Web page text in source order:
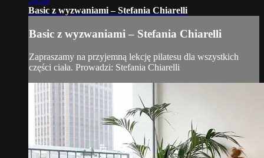
Basic z wyzwaniami – Stefania Chiarelli
Basic z wyzwaniami – Stefania Chiarelli
Zapraszamy na przyjemną lekcję pilatesu dla wszystkich
części ciała. Prowadzi: Stefania Chiarelli